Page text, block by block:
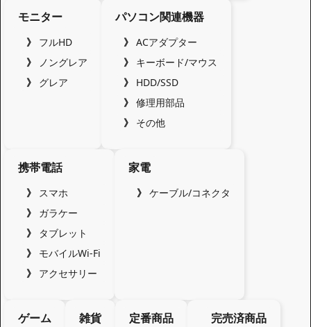
モニター
フルHD
ノングレア
グレア
パソコン関連機器
ACアダプター
キーボード/マウス
HDD/SSD
修理用部品
その他
携帯電話
スマホ
ガラケー
タブレット
モバイルWi-Fi
アクセサリー
家電
ケーブル/コネクタ
ゲーム 雑貨 定番商品 完売済商品